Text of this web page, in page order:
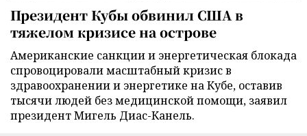
Президент Кубы обвинил США в
тяжелом кризисе на острове
Американские санкции и энергетическая блокада
спровоцировали масштабный кризис в
здравоохранении и энергетике на Кубе, оставив
тысячи людей без медицинской помощи, заявил
президент Мигель Диас-Канель.